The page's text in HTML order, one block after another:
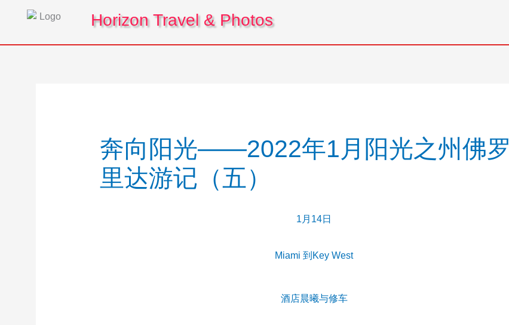
Horizon Travel & Photos
奔向阳光——2022年1月阳光之州佛罗
里达游记（五）
1月14日
Miami 到Key West
酒店晨曦与修车